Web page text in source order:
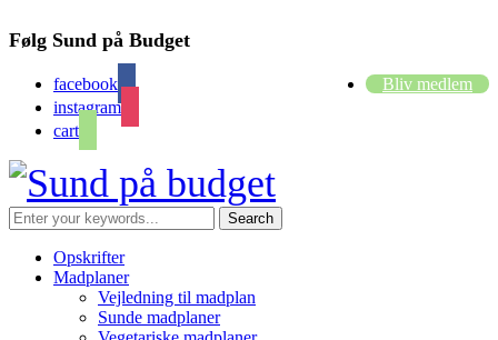
Følg Sund på Budget
facebook
instagram
cart
Bliv medlem
Opskrifter
Madplaner
Vejledning til madplan
Sunde madplaner